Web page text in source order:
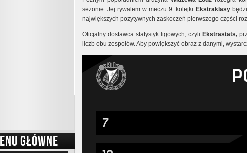
GŁÓWNE
sezonie. Jej rywalem w meczu 9. kolejki Ekstraklasy
największych pozytywnych zaskoczeń pierwszego części
Oficjalny dostawca statystyk ligowych, czyli Ekstrastats,
liczb obu zespołów. Aby powiększyć obraz z danymi,